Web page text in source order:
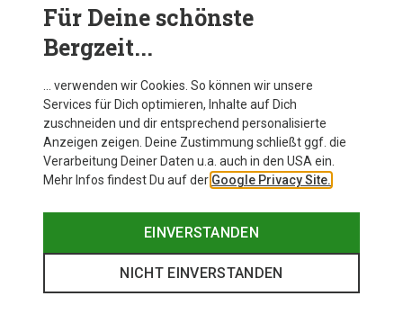
William Ball-Lock HMS Karabiner
BALL-LOCK
Petzl
Grigri Sicherungsgerät
91,20 €
Für Deine schönste
Bergzeit...
… verwenden wir Cookies. So können wir unsere
Services für Dich optimieren, Inhalte auf Dich
zuschneiden und dir entsprechend personalisierte
Anzeigen zeigen. Deine Zustimmung schließt ggf. die
Verarbeitung Deiner Daten u.a. auch in den USA ein.
Mehr Infos findest Du auf der Google Privacy Site.
EINVERSTANDEN
NICHT EINVERSTANDEN